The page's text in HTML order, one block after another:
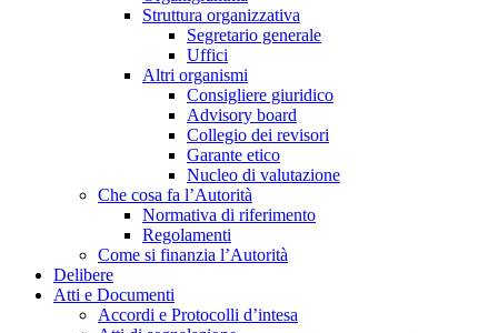
Struttura organizzativa
Segretario generale
Uffici
Altri organismi
Consigliere giuridico
Advisory board
Collegio dei revisori
Garante etico
Nucleo di valutazione
Che cosa fa l’Autorità
Normativa di riferimento
Regolamenti
Come si finanzia l’Autorità
Delibere
Atti e Documenti
Accordi e Protocolli d’intesa